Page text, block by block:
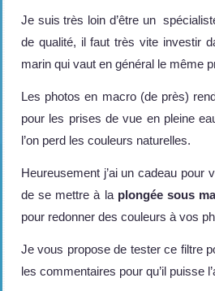
Je suis très loin d’être un
de qualité, il faut très vite investir
marin qui vaut en général le même
Les photos en macro (de près)
pour les prises de vue en pleine
l’on perd les couleurs naturelles.
Heureusement j’ai un cadeau
de se mettre à la plongée sous
pour redonner des couleurs à vos
Je vous propose de tester ce filtre
les commentaires pour qu’il puisse